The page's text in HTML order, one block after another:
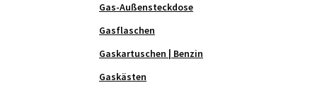
Gas-Außensteckdose
Gasflaschen
Gaskartuschen | Benzin
Gaskästen